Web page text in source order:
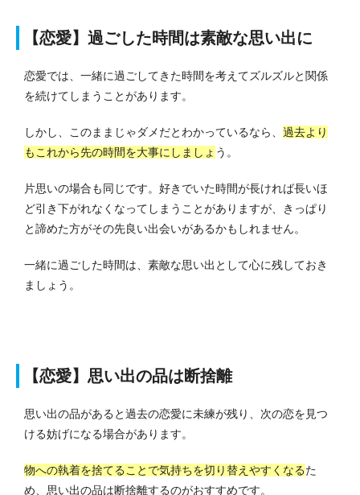
【恋愛】過ごした時間は素敵な思い出に
恋愛では、一緒に過ごしてきた時間を考えてズルズルと関係
を続けてしまうことがあります。
しかし、このままじゃダメだとわかっているなら、 過去より
もこれから先の時間を大事にしましょ う。
片思いの場合も同じです。 好きでいた時間が長ければ長いほ
ど引き下がれなくなってしまうことがありますが、きっぱり
と諦めた方がその先良い出会いがあるかもしれません。
一緒に過ごした時間は、素敵な思い出として心に残しておき
ましょう。
【恋愛】思い出の品は断捨離
思い出の品があると過去の恋愛に未練が残り、次の恋を見つ
ける妨げになる場合があります。
物への執着を捨てることで気持ちを切り替えやすくなるた
め、思い出の品は断捨離するのがおすすめです。